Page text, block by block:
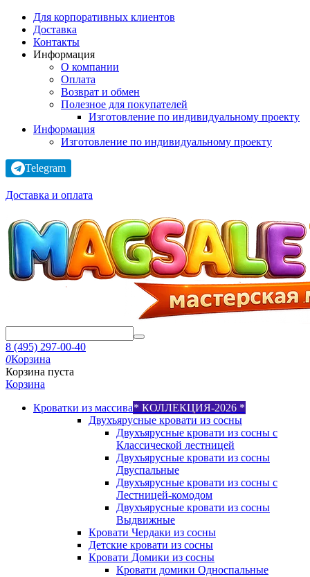
Для корпоративных клиентов
Доставка
Контакты
Информация
О компании
Оплата
Возврат и обмен
Полезное для покупателей
Изготовление по индивидуальному проекту
Информация
Изготовление по индивидуальному проекту
Telegram
Доставка и оплата
8 (495) 297-00-40
0Корзина
Корзина пуста
Корзина
Кроватки из массива* КОЛЛЕКЦИЯ-2026 *
Двухъярусные кровати из сосны
Двухъярусные кровати из сосны с
Классической лестницей
Двухъярусные кровати из сосны
Двуспальные
Двухъярусные кровати из сосны с
Лестницей-комодом
Двухъярусные кровати из сосны
Выдвижные
Кровати Чердаки из сосны
Детские кровати из сосны
Кровати Домики из сосны
Кровати домики Односпальные